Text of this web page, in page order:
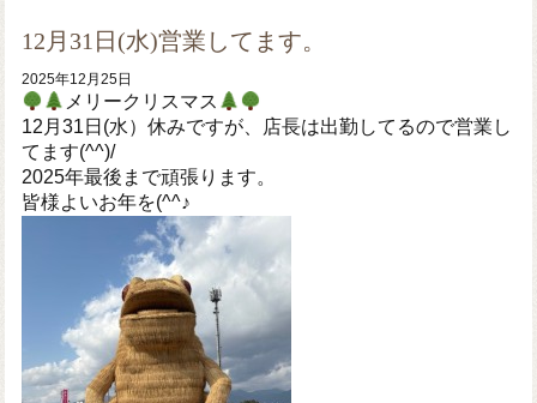
12月31日(水)営業してます。
2025年12月25日
メリークリスマス
12月31日(水）休みですが、店長は出勤してるので営業し
てます(^^)/
2025年最後まで頑張ります。
皆様よいお年を(^^♪